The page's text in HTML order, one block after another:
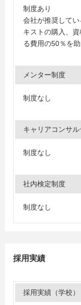
制度あり
会社が推奨して
キストの購入、
る費用の50％を
メンター制度
制度なし
キャリアコンサ
制度なし
社内検定制度
制度なし
採用実績
採用実績（学校）